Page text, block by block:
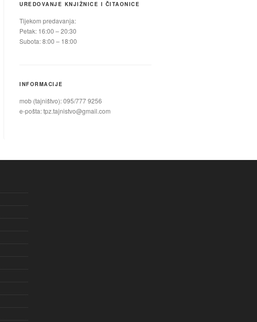
UREDOVANJE KNJIŽNICE I ČITAONICE
Tijekom predavanja:
Petak: 16:00 – 20:30
Subota: 8:00 – 18:00
INFORMACIJE
mob (tajništvo): 095/777 9256
e-pošta:tpz.tajnistvo@gmail.com